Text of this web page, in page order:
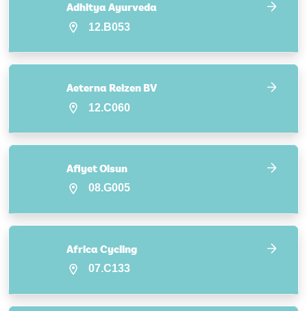
Adhitya Ayurveda
12.B053
Aeterna Reizen BV
12.C060
Afiyet Olsun
08.G005
Africa Cycling
07.C133